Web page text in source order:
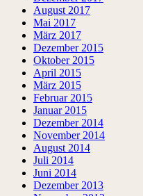
August 2017
Mai 2017
März 2017
Dezember 2015
Oktober 2015
April 2015
März 2015
Februar 2015
Januar 2015
Dezember 2014
November 2014
August 2014
Juli 2014
Juni 2014
Dezember 2013